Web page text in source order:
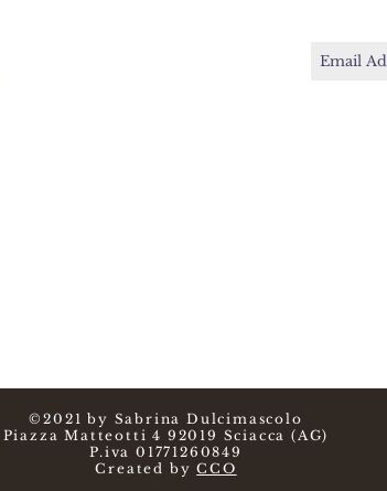
©2021 by Sabrina Dulcimascolo
Piazza Matteotti 4 92019 Sciacca (AG)
P.iva 01771260849
Created byCCO